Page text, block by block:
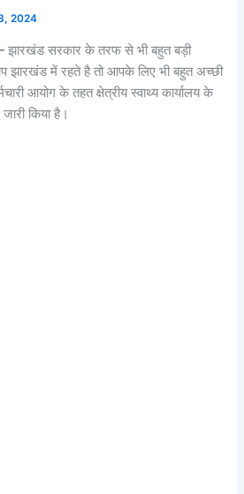
2024
झारखंड सरकार के तरफ से भी बहुत बड़ी
में रहते है तो आपके लिए भी बहुत अच्छी
आयोग के तहत क्षेत्रीय स्वाथ्य कार्यालय के
किया है।